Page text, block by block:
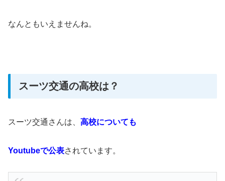
なんともいえませんね。
スーツ交通の高校は？
スーツ交通さんは、 高校についても
Youtubeで公表されています。